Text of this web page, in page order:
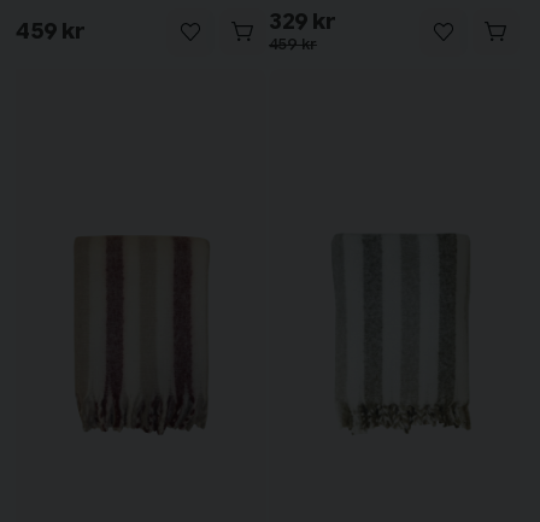
459 kr 459 kr
329 kr